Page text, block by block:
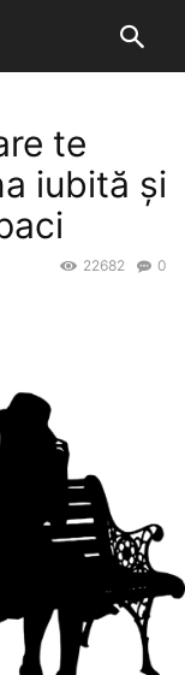
te
iubită și
0
22682